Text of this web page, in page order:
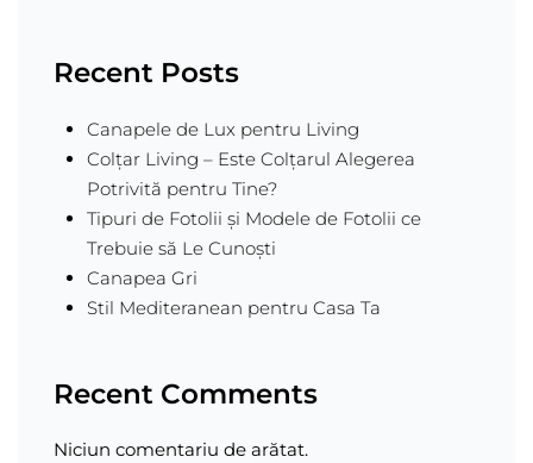
Recent Posts
Canapele de Lux pentru Living
Colțar Living – Este Colțarul Alegerea
Potrivită pentru Tine?
Tipuri de Fotolii și Modele de Fotolii ce
Trebuie să Le Cunoști
Canapea Gri
Stil Mediteranean pentru Casa Ta
Recent Comments
Niciun comentariu de arătat.